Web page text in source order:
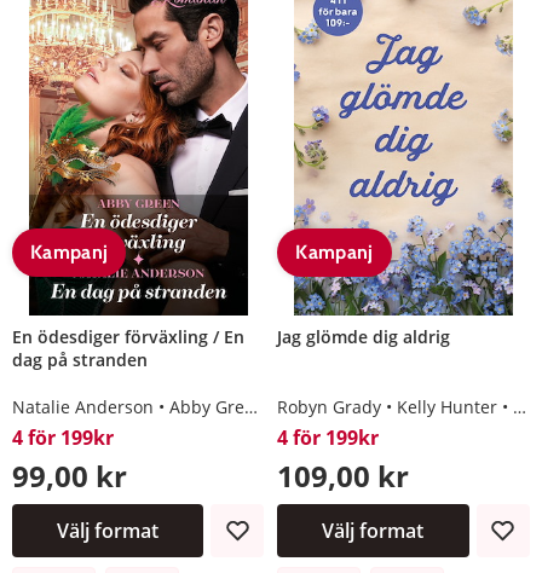
Kampanj
En ödesdiger förväxling / En
dag på stranden
Natalie Anderson Abby Green
4 för 199kr
99,00 kr
Välj format
Kampanj
Jag glömde dig aldrig
Robyn Grady Kelly Hunter
4 för 199kr
109,00 kr
Välj format